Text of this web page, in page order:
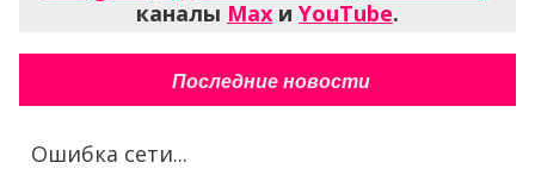
каналы Max и YouTube.
Последние новости
Ошибка сети...